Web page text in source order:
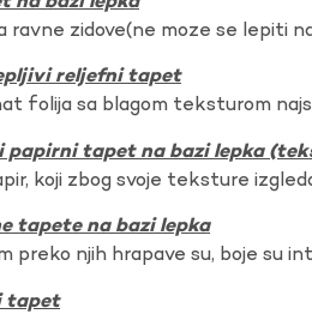
ravne zidove(ne moze se lepiti
reljefni tapet
folija sa blagom teksturom
tapet na bazi lepka
koji zbog svoje teksture
tapete na bazi lepka
preko njih hrapave su, boje su
tapet